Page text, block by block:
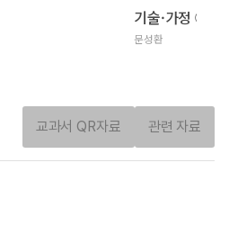
기술·가정 ②
문성환
교과서 QR자료 관련 자료